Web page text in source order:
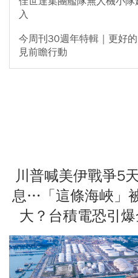
入
今周刊30週年特輯｜更好
見前瞻行動
川普喊美伊戰爭5
息…「這條海峽」
大？台積電恐引